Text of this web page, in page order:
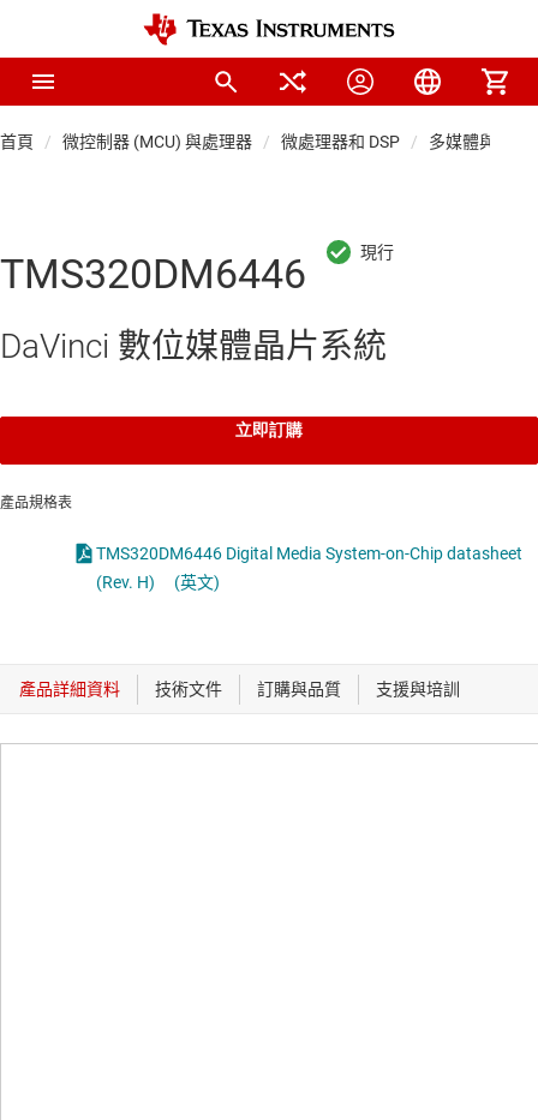
首頁 微控制器 (MCU) 與處理器 微處理器和 DSP 多媒體與工業
TMS320DM6446
DaVinci 數位媒體晶片系統
立即訂購
產品規格表
TMS320DM6446 Digital Media System-on-Chip datasheet
(Rev. H)
(英文)